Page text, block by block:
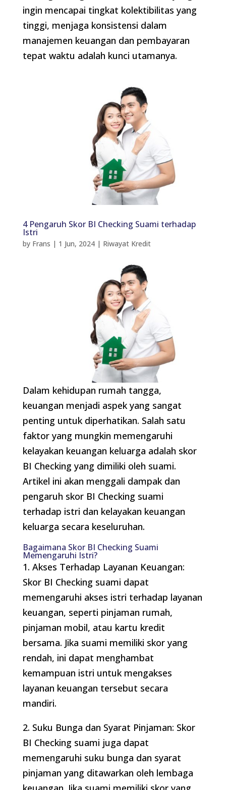
ingin mencapai tingkat kolektibilitas yang
tinggi, menjaga konsistensi dalam
manajemen keuangan dan pembayaran
tepat waktu adalah kunci utamanya.
4 Pengaruh Skor BI Checking Suami terhadap
Istri
by Frans | 1 Jun, 2024| Riwayat Kredit
Dalam kehidupan rumah tangga,
keuangan menjadi aspek yang sangat
penting untuk diperhatikan. Salah satu
faktor yang mungkin memengaruhi
kelayakan keuangan keluarga adalah skor
BI Checking yang dimiliki oleh suami.
Artikel ini akan menggali dampak dan
pengaruh skor BI Checking suami
terhadap istri dan kelayakan keuangan
keluarga secara keseluruhan.
Bagaimana Skor BI Checking Suami
Memengaruhi Istri?
1. Akses Terhadap Layanan Keuangan:
Skor BI Checking suami dapat
memengaruhi akses istri terhadap layanan
keuangan, seperti pinjaman rumah,
pinjaman mobil, atau kartu kredit
bersama. Jika suami memiliki skor yang
rendah, ini dapat menghambat
kemampuan istri untuk mengakses
layanan keuangan tersebut secara
mandiri.
2. Suku Bunga dan Syarat Pinjaman: Skor
BI Checking suami juga dapat
memengaruhi suku bunga dan syarat
pinjaman yang ditawarkan oleh lembaga